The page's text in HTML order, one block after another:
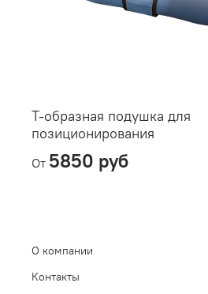
Т-образная подушка для
позиционирования
От 5850 руб
О компании
Контакты